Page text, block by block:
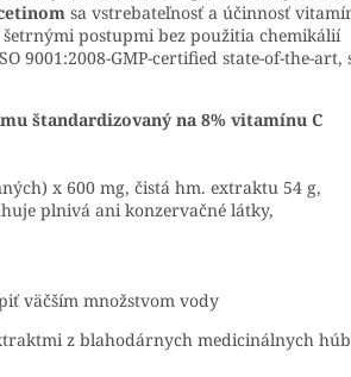
sa vstrebateľnosť a účinnosť
postupmi bez použitia chemikálií
9001:2008-GMP-certified state-of-the-
štandardizovaný na 8% vitamínu C
x 600 mg, čistá hm. extraktu 54 g,
plnivá ani konzervačné látky,
väčším množstvom vody
z blahodárnych medicinálnych